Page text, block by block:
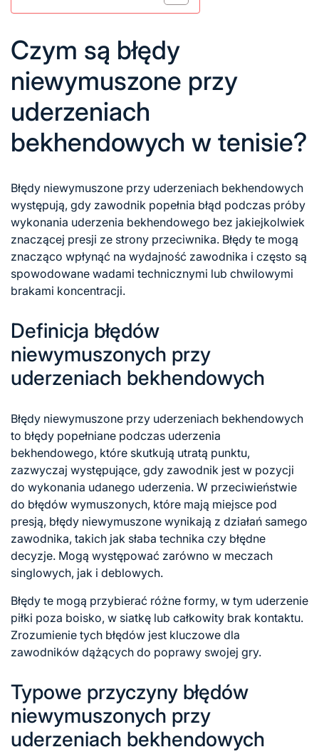
Czym są błędy
niewymuszone przy
uderzeniach
bekhendowych w tenisie?
Błędy niewymuszone przy uderzeniach bekhendowych
występują, gdy zawodnik popełnia błąd podczas próby
wykonania uderzenia bekhendowego bez jakiejkolwiek
znaczącej presji ze strony przeciwnika. Błędy te mogą
znacząco wpłynąć na wydajność zawodnika i często są
spowodowane wadami technicznymi lub chwilowymi
brakami koncentracji.
Definicja błędów
niewymuszonych przy
uderzeniach bekhendowych
Błędy niewymuszone przy uderzeniach bekhendowych
to błędy popełniane podczas uderzenia
bekhendowego, które skutkują utratą punktu,
zazwyczaj występujące, gdy zawodnik jest w pozycji
do wykonania udanego uderzenia. W przeciwieństwie
do błędów wymuszonych, które mają miejsce pod
presją, błędy niewymuszone wynikają z działań samego
zawodnika, takich jak słaba technika czy błędne
decyzje. Mogą występować zarówno w meczach
singlowych, jak i deblowych.
Błędy te mogą przybierać różne formy, w tym uderzenie
piłki poza boisko, w siatkę lub całkowity brak kontaktu.
Zrozumienie tych błędów jest kluczowe dla
zawodników dążących do poprawy swojej gry.
Typowe przyczyny błędów
niewymuszonych przy
uderzeniach bekhendowych